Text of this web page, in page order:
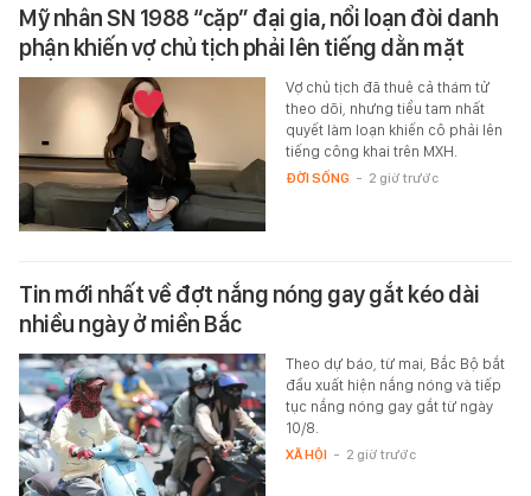
Mỹ nhân SN 1988 “cặp” đại gia, nổi loạn đòi danh
phận khiến vợ chủ tịch phải lên tiếng dằn mặt
Vợ chủ tịch đã thuê cả thám tử
theo dõi, nhưng tiểu tam nhất
quyết làm loạn khiến cô phải lên
tiếng công khai trên MXH.
ĐỜI SỐNG - 2 giờ trước
Tin mới nhất về đợt nắng nóng gay gắt kéo dài
nhiều ngày ở miền Bắc
Theo dự báo, từ mai, Bắc Bộ bắt
đầu xuất hiện nắng nóng và tiếp
tục nắng nóng gay gắt từ ngày
10/8.
XÃ HỘI - 2 giờ trước